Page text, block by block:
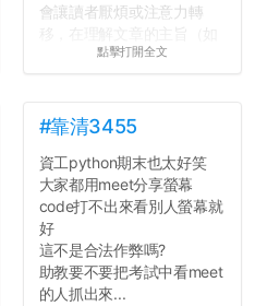
會讓讀者厭煩或注意力轉
果有的話）前就失去興趣。
的聲明一樣正式，但至少在
用字上多加留意。有些語句
用說的可能會引人發笑或多
聽幾句，但寫成文字時只會
讓人感到疲乏。
2. 文章主題不明
在學生會臉書的貼文中
可以看到，全篇文章以連字
點擊打開全文
#靠清3455
資工python期末也太好笑
大家都用meet分享螢幕
code打不出來看別人螢幕就
好
這不是合法作弊嗎?
助教要不要把考試中看meet
的人抓出來...